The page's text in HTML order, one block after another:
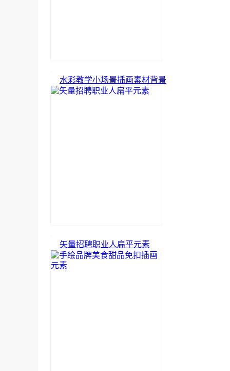
水彩教学小场景插画素材背景
矢量招聘职业人扁平元素